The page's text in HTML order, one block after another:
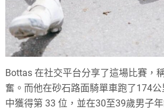
Bottas 在社交平台分享了這場比賽，
奮。而他在砂石路面騎單車跑了174
中獲得第 33 位，並在30至39歲男子